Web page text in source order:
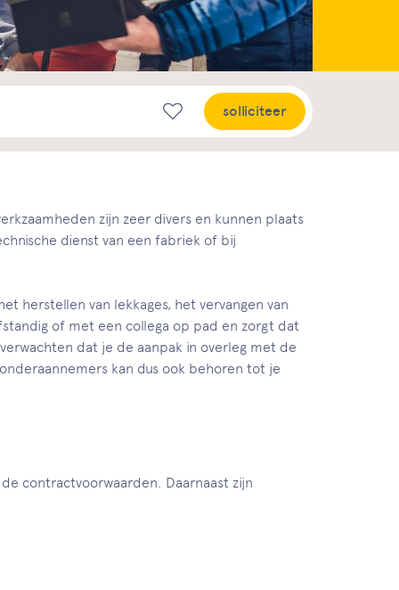
solliciteer
zijn zeer divers en kunnen plaats
dienst van een fabriek of bij
herstellen van lekkages, het vervangen van
of met een collega op pad en zorgt dat
dat je de aanpak in overleg met de
kan dus ook behoren tot je
contractvoorwaarden. Daarnaast zijn